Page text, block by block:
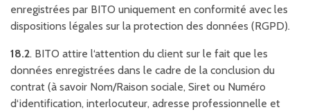
enregistrées par BITO uniquement en conformité avec les
dispositions légales sur la protection des données (RGPD).
18.2. BITO attire l‘attention du client sur le fait que les
données enregistrées dans le cadre de la conclusion du
contrat (à savoir Nom/Raison sociale, Siret ou Numéro
d‘identification, interlocuteur, adresse professionnelle et